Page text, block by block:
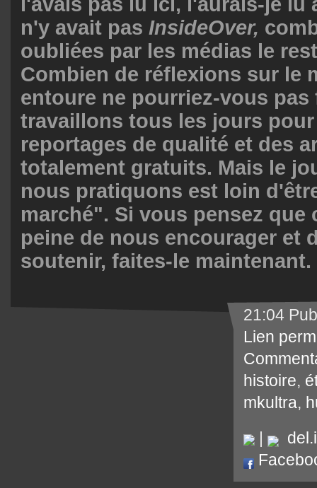
n'y avait pas InsideOver,
oubliées par les médias le
Combien de réflexions sur le
entoure ne pourriez-vous pas
travaillons tous les jours
reportages de qualité et des
totalement gratuits. Mais le
nous pratiquons est loin
marché". Si vous pensez que
peine de nous encourager et
soutenir, faites-le maintenant.
21:04
Lien
histoire,
mkultra,